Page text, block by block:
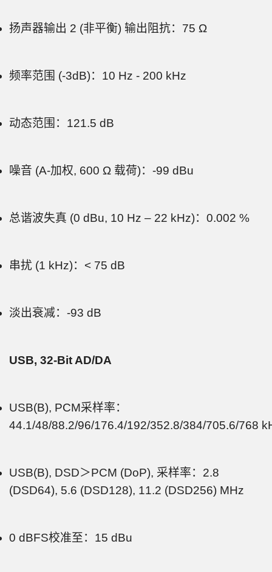
扬声器输出 2 (非平衡) 输出阻抗：75 Ω
频率范围 (-3dB)：10 Hz - 200 kHz
动态范围：121.5 dB
噪音 (A-加权, 600 Ω 载荷)：-99 dBu
总谐波失真 (0 dBu, 10 Hz – 22 kHz)：0.002 %
串扰 (1 kHz)：< 75 dB
淡出衰减：-93 dB
USB, 32-Bit AD/DA
USB(B), PCM采样率：
44.1/48/88.2/96/176.4/192/352.8/384/705.6/768
USB(B), DSD＞PCM (DoP), 采样率：2.8
(DSD64), 5.6 (DSD128), 11.2 (DSD256) MHz
0 dBFS校准至：15 dBu